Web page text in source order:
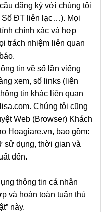
đăng ký với chúng tôi
Số ĐT liên lạc…). Mọi
chính xác và hợp
trách nhiệm liên quan
tin về số lần viếng
xem, số links (liên
tin khác liên quan
Chúng tôi cũng
Web (Browser) Khách
Hoagiare.vn, bao gồm:
sử dụng, thời gian và
đến.
thông tin cá nhân
và hoàn toàn tuân thủ
này.